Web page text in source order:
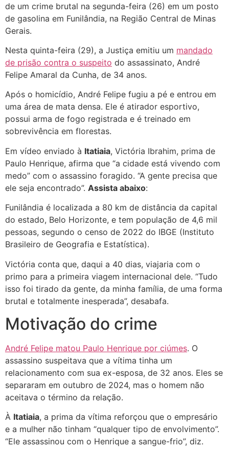
de um crime brutal na segunda-feira (26) em um posto
de gasolina em Funilândia, na Região Central de Minas
Gerais.
Nesta quinta-feira (29), a Justiça emitiu um mandado
de prisão contra o suspeito do assassinato, André
Felipe Amaral da Cunha, de 34 anos.
Após o homicídio, André Felipe fugiu a pé e entrou em
uma área de mata densa. Ele é atirador esportivo,
possui arma de fogo registrada e é treinado em
sobrevivência em florestas.
Em vídeo enviado à Itatiaia, Victória Ibrahim, prima de
Paulo Henrique, afirma que “a cidade está vivendo com
medo” com o assassino foragido. “A gente precisa que
ele seja encontrado”. Assista abaixo:
Funilândia é localizada a 80 km de distância da capital
do estado, Belo Horizonte, e tem população de 4,6 mil
pessoas, segundo o censo de 2022 do IBGE (Instituto
Brasileiro de Geografia e Estatística).
Victória conta que, daqui a 40 dias, viajaria com o
primo para a primeira viagem internacional dele. “Tudo
isso foi tirado da gente, da minha família, de uma forma
brutal e totalmente inesperada”, desabafa.
Motivação do crime
André Felipe matou Paulo Henrique por ciúmes. O
assassino suspeitava que a vítima tinha um
relacionamento com sua ex-esposa, de 32 anos. Eles se
separaram em outubro de 2024, mas o homem não
aceitava o término da relação.
À Itatiaia, a prima da vítima reforçou que o empresário
e a mulher não tinham “qualquer tipo de envolvimento”.
“Ele assassinou com o Henrique a sangue-frio”, diz.